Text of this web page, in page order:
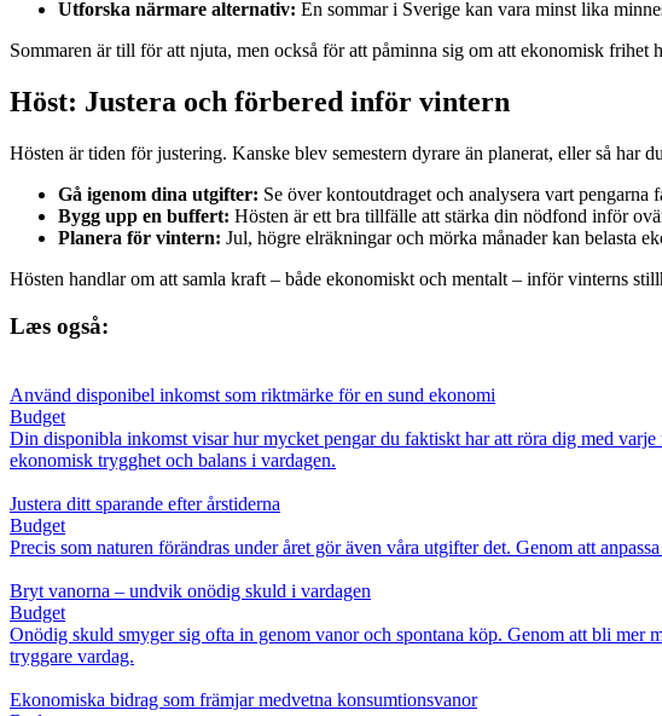
Utforska närmare alternativ: En sommar i Sverige kan vara minst lika
Sommaren är till för att njuta, men också för att påminna sig om att ekonomisk frihet
Höst: Justera och förbered inför vintern
Hösten är tiden för justering. Kanske blev semestern dyrare än planerat, eller så
Gå igenom dina utgifter: Se över kontoutdraget och analysera vart pengarna
Bygg upp en buffert: Hösten är ett bra tillfälle att stärka din nödfond inför
Planera för vintern: Jul, högre elräkningar och mörka månader kan belasta
Hösten handlar om att samla kraft – både ekonomiskt och mentalt – inför vinterns
Læs også:
Använd disponibel inkomst som riktmärke för en sund ekonomi
Budget
Din disponibla inkomst visar hur mycket pengar du faktiskt har att röra dig med
ekonomisk trygghet och balans i vardagen.
Justera ditt sparande efter årstiderna
Budget
Precis som naturen förändras under året gör även våra utgifter det. Genom att
Bryt vanorna – undvik onödig skuld i vardagen
Budget
Onödig skuld smyger sig ofta in genom vanor och spontana köp. Genom att bli mer
tryggare vardag.
Ekonomiska bidrag som främjar medvetna konsumtionsvanor